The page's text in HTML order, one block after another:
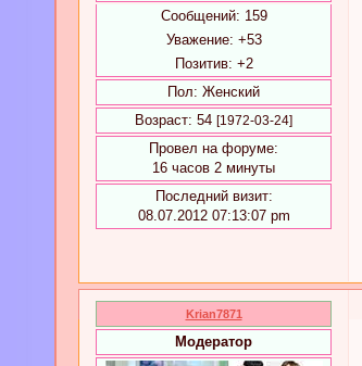
Сообщений: 159
Уважение: +53
Позитив: +2
Пол: Женский
Возраст: 54 [1972-03-24]
Провел на форуме:
16 часов 2 минуты
Последний визит:
08.07.2012 07:13:07 pm
Krian7871
Модератор